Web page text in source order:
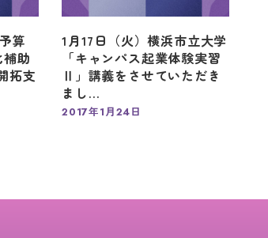
算
補助
拓支
1月17日（火）横浜市立大学
「キャンパス起業体験実習
Ⅱ」講義をさせていただき
まし…
2017年1月24日